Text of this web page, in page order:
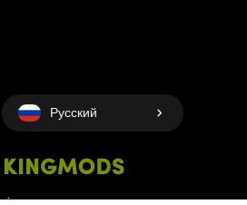
Русский